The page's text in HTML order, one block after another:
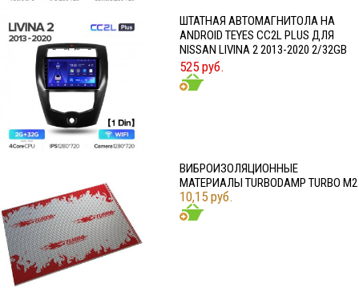
ШТАТНАЯ АВТОМАГНИТОЛА НА
ANDROID TEYES CC2L PLUS ДЛЯ
NISSAN LIVINA 2 2013-2020 2/32GB
525 руб.
ВИБРОИЗОЛЯЦИОННЫЕ
МАТЕРИАЛЫ TURBODAMP TURBO M2
10,15 руб.